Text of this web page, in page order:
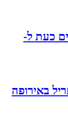
תואמים כעת ל-